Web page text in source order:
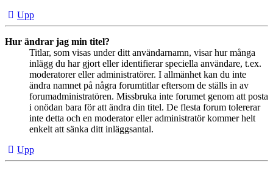
Upp
Hur ändrar jag min titel?
Titlar, som visas under ditt användarnamn, visar hur många
inlägg du har gjort eller identifierar speciella användare, t.ex.
moderatorer eller administratörer. I allmänhet kan du inte
ändra namnet på några forumtitlar eftersom de ställs in av
forumadministratören. Missbruka inte forumet genom att posta
i onödan bara för att ändra din titel. De flesta forum tolererar
inte detta och en moderator eller administratör kommer helt
enkelt att sänka ditt inläggsantal.
Upp